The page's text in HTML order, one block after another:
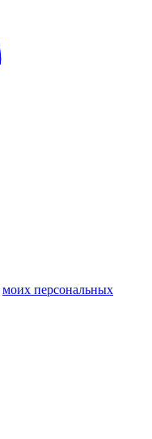
моих персональных